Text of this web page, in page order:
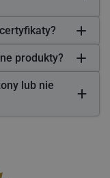
produkty?
lub nie